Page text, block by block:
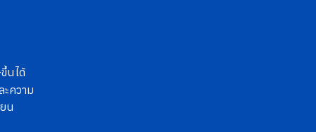
นได้
ะความ
น